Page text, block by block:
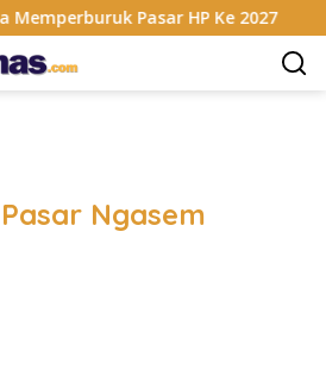
Pasar HP Ke 2027
Ngasem